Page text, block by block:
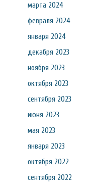
марта 2024
февраля 2024
января 2024
декабря 2023
ноября 2023
октября 2023
сентября 2023
июня 2023
мая 2023
января 2023
октября 2022
сентября 2022